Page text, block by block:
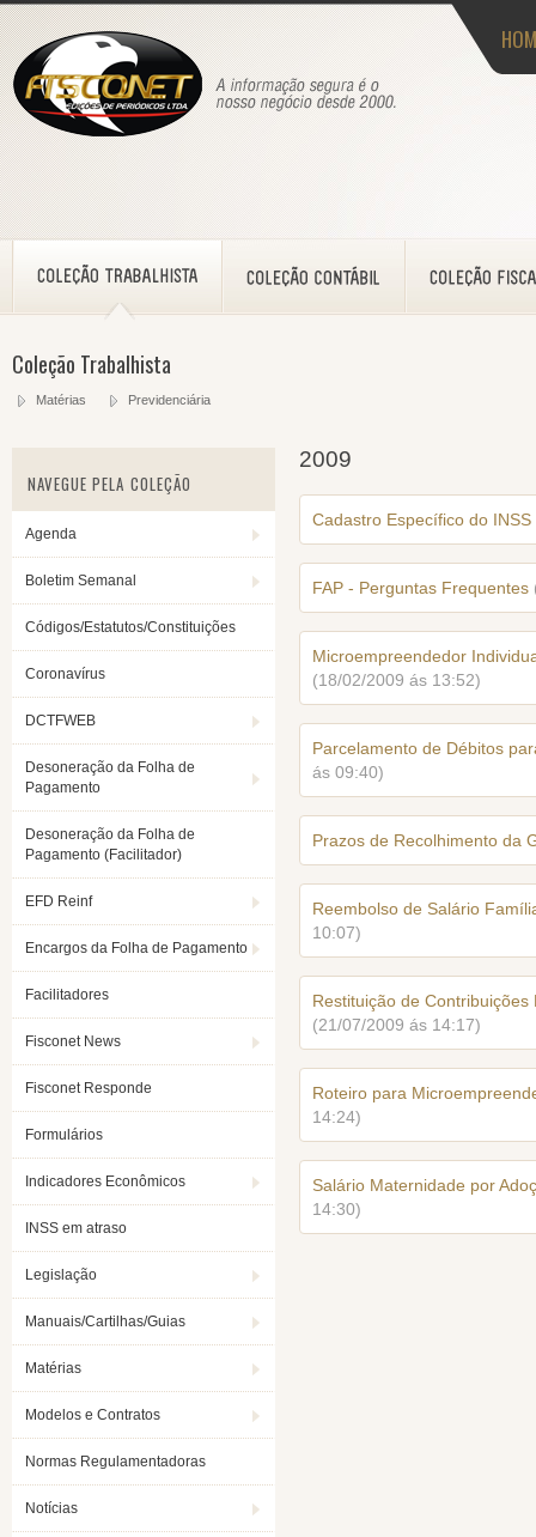
Coleção Trabalhista
Matérias Previdenciária
NAVEGUE PELA COLEÇÃO
Agenda
Boletim Semanal
Códigos/Estatutos/Constituições
Coronavírus
DCTFWEB
Desoneração da Folha de
Pagamento
Desoneração da Folha de
Pagamento (Facilitador)
EFD Reinf
Encargos da Folha de Pagamento
Facilitadores
Fisconet News
Fisconet Responde
Formulários
Indicadores Econômicos
INSS em atraso
Legislação
Manuais/Cartilhas/Guias
Matérias
Modelos e Contratos
Normas Regulamentadoras
Notícias
2009
Cadastro Específico do INSS
FAP - Perguntas Frequentes
Microempreendedor
(18/02/2009 ás 13:52)
Parcelamento de Débitos
ás 09:40)
Prazos de Recolhimento da
Reembolso de Salário
10:07)
Restituição de Contribuições
(21/07/2009 ás 14:17)
Roteiro para
14:24)
Salário Maternidade por
14:30)